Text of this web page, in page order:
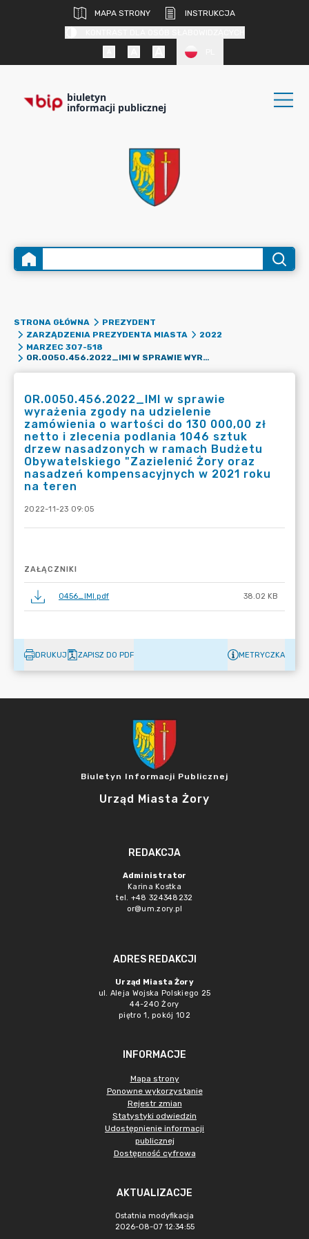
MAPA STRONY
INSTRUKCJA
biuletyn
informacji publicznej
STRONA GŁÓWNA
PREZYDENT
ZARZĄDZENIA PREZYDENTA MIASTA
2022
MARZEC 307-518
OR.0050.456.2022_IMI W SPRAWIE WYRAŻENIA ZGODY NA UDZIELENIE ZAMÓWIENIA O WARTOŚCI DO 130 000,00 ZŁ NETTO I ZLECENIA PODLANIA 1046 SZTUK DRZEW NASADZONYCH W RAMACH BUDŻETU OBYWATELSKIEGO "ZAZIELENIĆ ŻORY ORAZ NASADZEŃ KOMPENSACYJNYCH W 2021 ROKU NA TEREN
OR.0050.456.2022_IMI w sprawie
wyrażenia zgody na udzielenie
zamówienia o wartości do 130 000,00 zł
netto i zlecenia podlania 1046 sztuk
drzew nasadzonych w ramach Budżetu
Obywatelskiego "Zazielenić Żory oraz
nasadzeń kompensacyjnych w 2021 roku
na teren
2022-11-23 09:05
ZAŁĄCZNIKI
0456_IMI.pdf 38.02 KB
DRUKUJ ZAPISZ DO PDF METRYCZKA
Biuletyn Informacji Publicznej
Urząd Miasta Żory
REDAKCJA
Administrator
Karina Kostka
tel. +48 324348232
or@um.zory.pl
ADRES REDAKCJI
Urząd Miasta Żory
ul. Aleja Wojska Polskiego 25
44-240 Żory
piętro 1, pokój 102
INFORMACJE
Mapa strony
Ponowne wykorzystanie
Rejestr zmian
Statystyki odwiedzin
Udostępnienie informacji
publicznej
Dostępność cyfrowa
AKTUALIZACJE
Ostatnia modyfikacja
2026-08-07 12:34:55